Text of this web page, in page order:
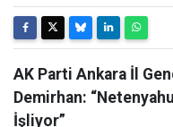
AK Parti Ankara İl
Demirhan:
İşliyor”